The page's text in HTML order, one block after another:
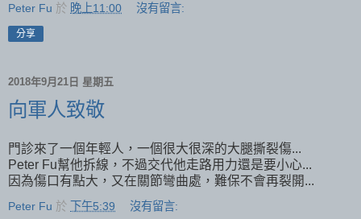
Peter Fu 於 晚上11:00 沒有留言:
分享
2018年9月21日 星期五
向軍人致敬
門診來了一個年輕人，一個很大很深的大腿撕裂傷...
Peter Fu幫他拆線，不過交代他走路用力還是要小心...
因為傷口有點大，又在關節彎曲處，難保不會再裂開...
Peter Fu 於 下午5:39 沒有留言: